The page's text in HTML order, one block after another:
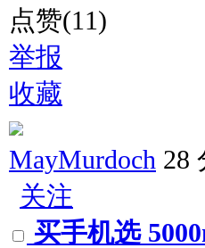
点赞(11)
举报
收藏
MayMurdoch 28
关注
买手机选